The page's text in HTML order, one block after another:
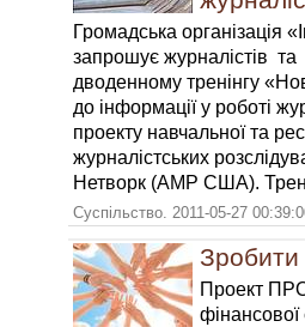
Громадська організація
запрошує журналістів та
дводенному тренінгу
до інформації у роботі
проекту навчальної та
журналістських
Нетворк (АМР США).
Суспільство. 2011-05-27
Зробити
Проект
фінансової